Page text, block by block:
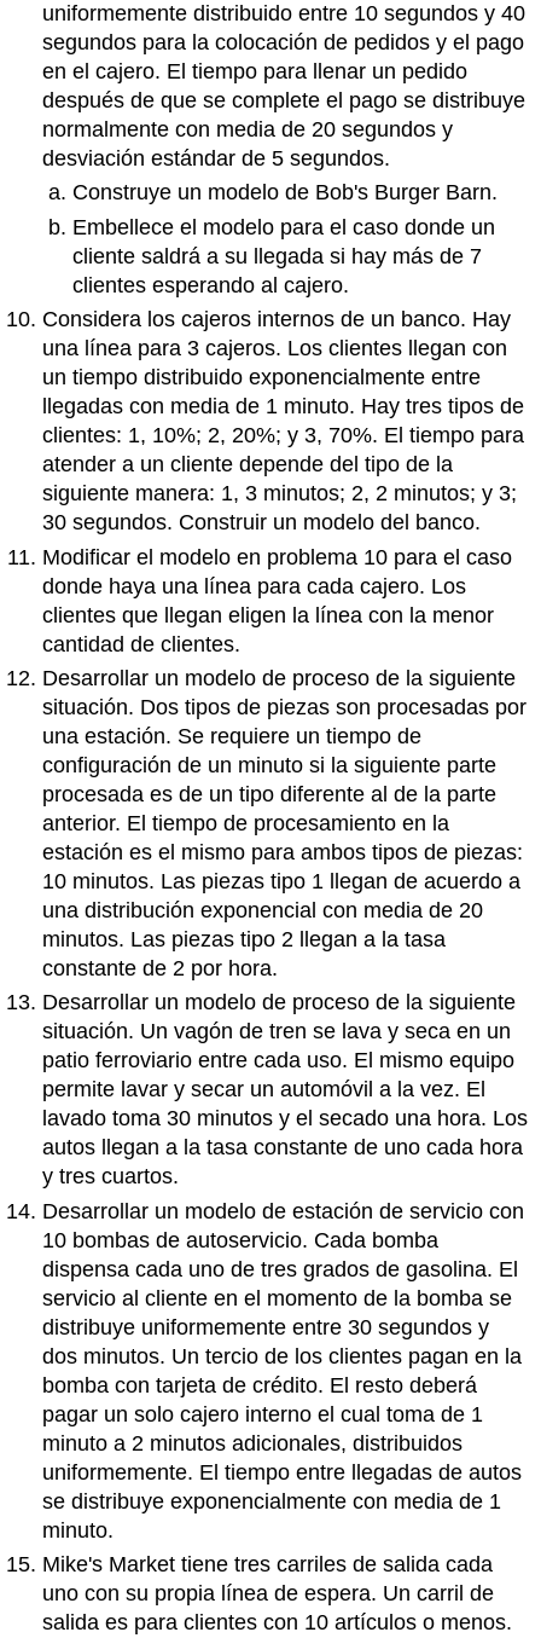
uniformemente distribuido entre 10 segundos y 40
segundos para la colocación de pedidos y el pago
en el cajero. El tiempo para llenar un pedido
después de que se complete el pago se distribuye
normalmente con media de 20 segundos y
desviación estándar de 5 segundos.
Construye un modelo de Bob's Burger Barn.
Embellece el modelo para el caso donde un
cliente saldrá a su llegada si hay más de 7
clientes esperando al cajero.
Considera los cajeros internos de un banco. Hay
una línea para 3 cajeros. Los clientes llegan con
un tiempo distribuido exponencialmente entre
llegadas con media de 1 minuto. Hay tres tipos de
clientes: 1, 10%; 2, 20%; y 3, 70%. El tiempo para
atender a un cliente depende del tipo de la
siguiente manera: 1, 3 minutos; 2, 2 minutos; y 3;
30 segundos. Construir un modelo del banco.
Modificar el modelo en problema 10 para el caso
donde haya una línea para cada cajero. Los
clientes que llegan eligen la línea con la menor
cantidad de clientes.
Desarrollar un modelo de proceso de la siguiente
situación. Dos tipos de piezas son procesadas por
una estación. Se requiere un tiempo de
configuración de un minuto si la siguiente parte
procesada es de un tipo diferente al de la parte
anterior. El tiempo de procesamiento en la
estación es el mismo para ambos tipos de piezas:
10 minutos. Las piezas tipo 1 llegan de acuerdo a
una distribución exponencial con media de 20
minutos. Las piezas tipo 2 llegan a la tasa
constante de 2 por hora.
Desarrollar un modelo de proceso de la siguiente
situación. Un vagón de tren se lava y seca en un
patio ferroviario entre cada uso. El mismo equipo
permite lavar y secar un automóvil a la vez. El
lavado toma 30 minutos y el secado una hora. Los
autos llegan a la tasa constante de uno cada hora
y tres cuartos.
Desarrollar un modelo de estación de servicio con
10 bombas de autoservicio. Cada bomba
dispensa cada uno de tres grados de gasolina. El
servicio al cliente en el momento de la bomba se
distribuye uniformemente entre 30 segundos y
dos minutos. Un tercio de los clientes pagan en la
bomba con tarjeta de crédito. El resto deberá
pagar un solo cajero interno el cual toma de 1
minuto a 2 minutos adicionales, distribuidos
uniformemente. El tiempo entre llegadas de autos
se distribuye exponencialmente con media de 1
minuto.
Mike's Market tiene tres carriles de salida cada
uno con su propia línea de espera. Un carril de
salida es para clientes con 10 artículos o menos.